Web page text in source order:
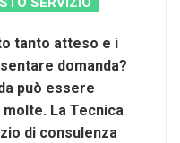
tanto atteso e i
domanda?
può essere
La Tecnica
di consulenza